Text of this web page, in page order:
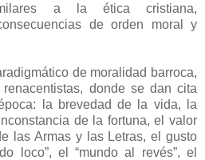
a la ética cristiana,
de orden moral y
de moralidad barroca,
donde se dan cita
la brevedad de la vida, la
de la fortuna, el valor
las Armas y las Letras, el gusto
loco”, el “mundo al revés”, el